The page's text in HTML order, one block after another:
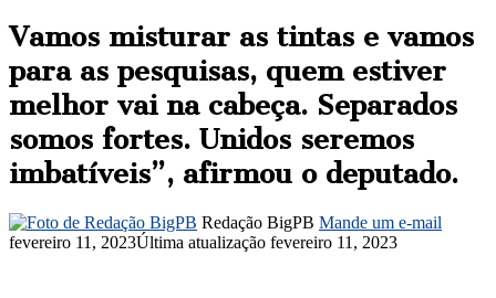
Vamos misturar as tintas e vamos
para as pesquisas, quem estiver
melhor vai na cabeça. Separados
somos fortes. Unidos seremos
imbatíveis”, afirmou o deputado.
Redação BigPB Mande um e-mail
fevereiro 11, 2023Última atualização fevereiro 11, 2023